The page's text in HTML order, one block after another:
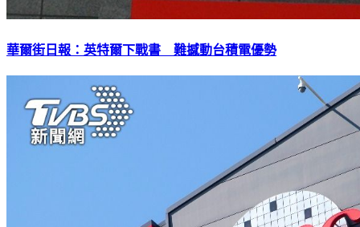
華爾街日報：英特爾下戰書 難撼動台積電優勢